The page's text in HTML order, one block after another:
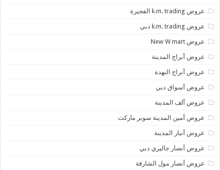
عروض k.m. trading الفجيرة
عروض k.m. trading دبي
عروض New W mart
عروض أبراج المدينة
عروض أبراج النهدة
عروض أسواق دبي
عروض ألف المدينة
عروض أمين المدينة سوبر ماركت
عروض أنبار المدينة
عروض أنصار جاليري دبي
عروض أنصار مول الشارقة